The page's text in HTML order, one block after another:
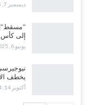
ديسمبر 7, 2025
“مسقط“|
إلى كأس
يونيو 6, 2025
يخطف
أكتوبر 14, 2024